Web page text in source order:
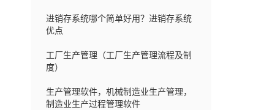
进销存系统哪个简单好用？进销存系统
优点
工厂生产管理（工厂生产管理流程及制
度）
生产管理软件，机械制造业生产管理，
制造业生产过程管理软件